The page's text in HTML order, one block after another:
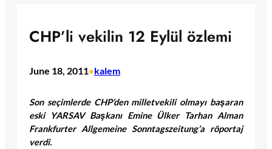
CHP’li vekilin 12 Eylül özlemi
June 18, 2011•kalem
Son seçimlerde CHP’den milletvekili olmayı başaran
eski YARSAV Başkanı Emine Ülker Tarhan Alman
Frankfurter Allgemeine Sonntagszeitung’a röportaj
verdi.